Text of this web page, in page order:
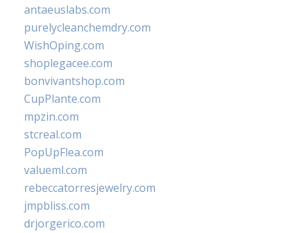
antaeuslabs.com
purelycleanchemdry.com
WishOping.com
shoplegacee.com
bonvivantshop.com
CupPlante.com
mpzin.com
stcreal.com
PopUpFlea.com
valueml.com
rebeccatorresjewelry.com
jmpbliss.com
drjorgerico.com